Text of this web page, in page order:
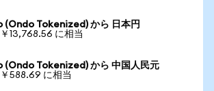
(Ondo Tokenized) から 日本円
13,768.56 に相当
(Ondo Tokenized) から 中国人民元
588.69 に相当